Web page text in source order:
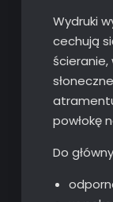
Wydruki
cechują
powłokę
Do